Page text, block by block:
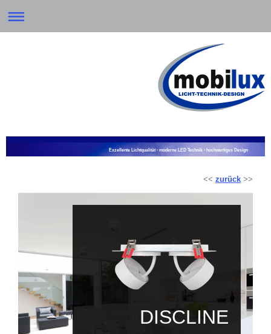
Exzellente Lichtqualität - moderne LED Technik - hochwertiges Design
<< zurück >>
DISCLINE